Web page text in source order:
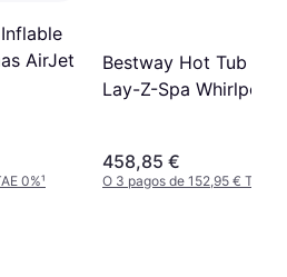
AirJet
0%¹
Bestway Hot Tub
Lay-Z-Spa Whirlpool
458,85 €
O 3 pagos de 152,95 € TAE